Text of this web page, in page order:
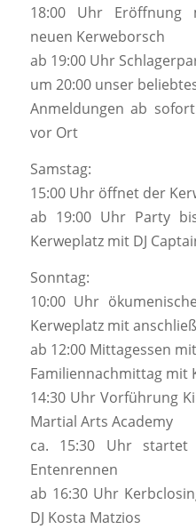
18:00 Uhr Eröffnung
neuen Kerweborsch
ab 19:00 Uhr
um 20:00 unser
Anmeldungen ab
vor Ort
Samstag:
15:00 Uhr öffnet der
ab 19:00 Uhr Party
Kerweplatz mit DJ
Sonntag:
10:00 Uhr
Kerweplatz mit
ab 12:00 Mittagessen
Familiennachmittag mit
14:30 Uhr Vorführung
Martial Arts Academy
ca. 15:30 Uhr startet
Entenrennen
ab 16:30 Uhr
DJ Kosta Matzios